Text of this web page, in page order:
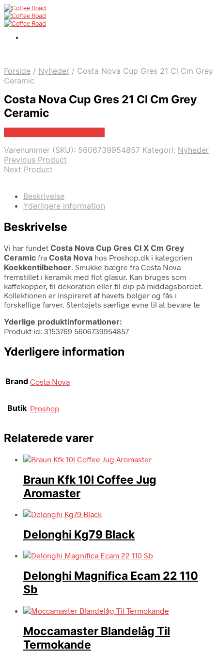
Forside / Nyheder / Costa Nova Cup Gres 21 Cl Cm Grey
Ceramic
Costa Nova Cup Gres 21 Cl Cm Grey
Ceramic
Varenummer (SKU): 5606739954857 Kategori: Nyheder
Previous Product
Next Product
Beskrivelse
Yderligere information
Beskrivelse
Vi har fundet Costa Nova Cup Gres Cl X Cm Grey
Ceramic fra Costa Nova hos Proshop.dk i kategorien
Koekkentilbehoer. Smukke bægre fra Costa Nova
fremstillet i keramik med flot glasur. Kan bruges som
kaffekopper, til dekoration eller til dip på middagsbordet.
Kollektionen er inspireret af havets bølger og fås i
forskellige farver. Stentøjets særlige evne til at bevare te
Yderlige produktinformationer:
Produkt id: 3153769 5606739954857
Yderligere information
Brand Costa Nova
Butik Proshop
Relaterede varer
Braun Kfk 10l Coffee Jug
Aromaster
Delonghi Kg79 Black
Delonghi Magnifica Ecam 22 110
Sb
Moccamaster Blandelåg Til
Termokande